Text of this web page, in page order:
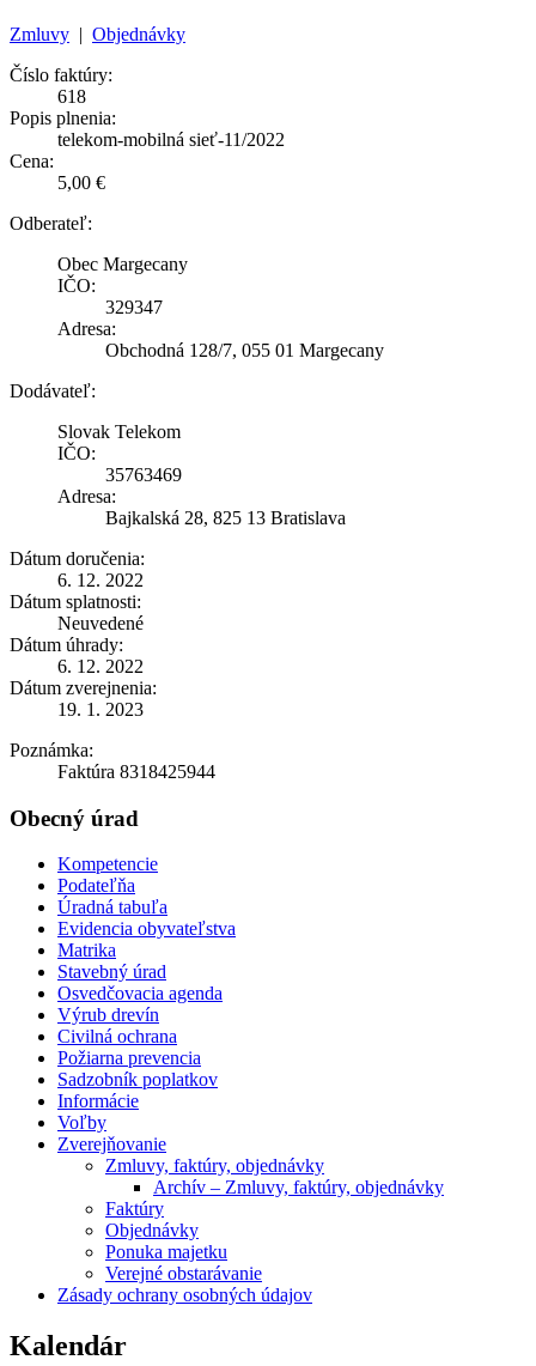
Zmluvy | Objednávky
Číslo faktúry:
618
Popis plnenia:
telekom-mobilná sieť-11/2022
Cena:
5,00 €
Odberateľ:
Obec Margecany
IČO:
329347
Adresa:
Obchodná 128/7, 055 01 Margecany
Dodávateľ:
Slovak Telekom
IČO:
35763469
Adresa:
Bajkalská 28, 825 13 Bratislava
Dátum doručenia:
6. 12. 2022
Dátum splatnosti:
Neuvedené
Dátum úhrady:
6. 12. 2022
Dátum zverejnenia:
19. 1. 2023
Poznámka:
Faktúra 8318425944
Obecný úrad
Kompetencie
Podateľňa
Úradná tabuľa
Evidencia obyvateľstva
Matrika
Stavebný úrad
Osvedčovacia agenda
Výrub drevín
Civilná ochrana
Požiarna prevencia
Sadzobník poplatkov
Informácie
Voľby
Zverejňovanie
Zmluvy, faktúry, objednávky
Archív – Zmluvy, faktúry, objednávky
Faktúry
Objednávky
Ponuka majetku
Verejné obstarávanie
Zásady ochrany osobných údajov
Kalendár